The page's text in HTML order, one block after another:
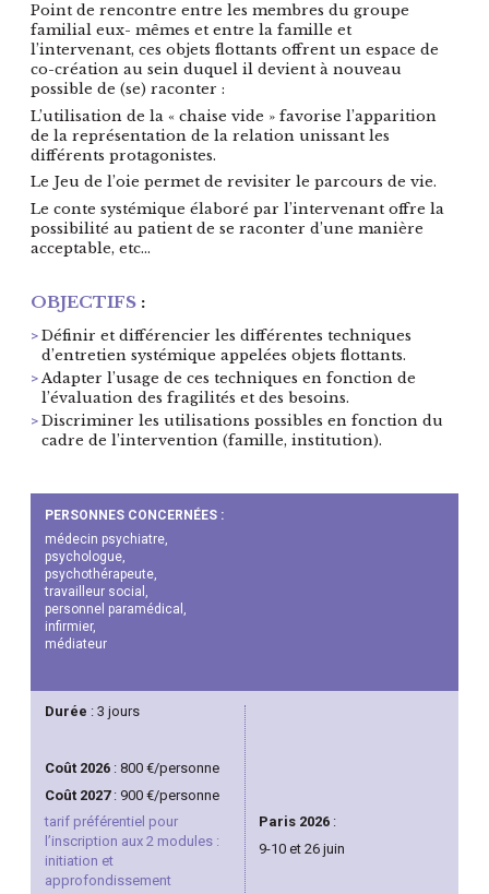
Point de rencontre entre les membres du groupe
familial eux- mêmes et entre la famille et
l’intervenant, ces objets flottants offrent un espace de
co-création au sein duquel il devient à nouveau
possible de (se) raconter :
L’utilisation de la « chaise vide » favorise l’apparition
de la représentation de la relation unissant les
différents protagonistes.
Le Jeu de l’oie permet de revisiter le parcours de vie.
Le conte systémique élaboré par l’intervenant offre la
possibilité au patient de se raconter d’une manière
acceptable, etc…
OBJECTIFS :
Définir et différencier les différentes techniques
d’entretien systémique appelées objets flottants.
Adapter l’usage de ces techniques en fonction de
l’évaluation des fragilités et des besoins.
Discriminer les utilisations possibles en fonction du
cadre de l’intervention (famille, institution).
PERSONNES CONCERNÉES :
médecin psychiatre,
psychologue,
psychothérapeute,
travailleur social,
personnel paramédical,
infirmier,
médiateur
Durée : 3 jours
Coût 2026 : 800 €/personne
Coût 2027: 900 €/personne
tarif préférentiel pour
l’inscription aux 2 modules :
initiation et
approfondissement
Paris 2026 :
9-10 et 26 juin